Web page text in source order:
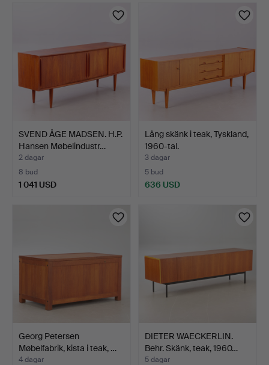
SVEND ÅGE MADSEN. H.P.
Hansen Møbelindustr…
2 dagar
8 bud
1 041 USD
Lång skänk i teak, Tyskland,
1960-tal.
3 dagar
5 bud
636 USD
Georg Petersen
Møbelfabrik, kista i teak, …
4 dagar
DIETER WAECKERLIN.
Behr. Skänk, teak, 1960…
5 dagar